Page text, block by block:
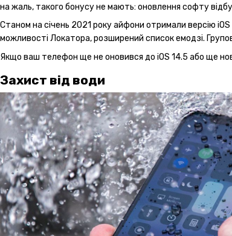
на жаль, такого бонусу не мають: оновлення софту
Станом на січень 2021 року айфони отримали версію
можливості Локатора, розширений список емодзі.
Якщо ваш телефон ще не оновився до iOS 14.5 або ще
Захист від води